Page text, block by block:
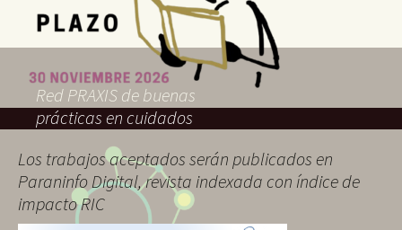
Los trabajos aceptados serán publicados en
Paraninfo Digital, revista indexada con índice de
impacto RIC
Red PRAXIS de buenas
prácticas en cuidados